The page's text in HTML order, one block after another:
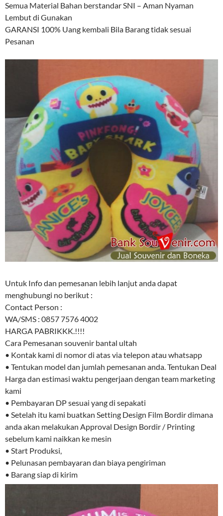
Semua Material Bahan berstandar SNI – Aman Nyaman
Lembut di Gunakan
GARANSI 100% Uang kembali Bila Barang tidak sesuai
Pesanan
Untuk Info dan pemesanan lebih lanjut anda dapat
menghubungi no berikut :
Contact Person :
WA/SMS : 0857 7576 4002
HARGA PABRIKKK.!!!!
Cara Pemesanan souvenir bantal ultah
• Kontak kami di nomor di atas via telepon atau whatsapp
• Tentukan model dan jumlah pemesanan anda. Tentukan Deal
Harga dan estimasi waktu pengerjaan dengan team marketing
kami
• Pembayaran DP sesuai yang di sepakati
• Setelah itu kami buatkan Setting Design Film Bordir dimana
anda akan melakukan Approval Design Bordir / Printing
sebelum kami naikkan ke mesin
• Start Produksi,
• Pelunasan pembayaran dan biaya pengiriman
• Barang siap di kirim